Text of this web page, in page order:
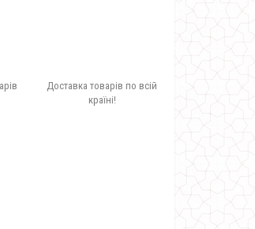
Доставка товарів по всій
країні!